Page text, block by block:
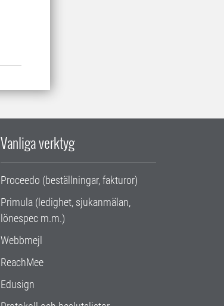
Vanliga verktyg
Proceedo (beställningar, fakturor)
Primula (ledighet, sjukanmälan,
lönespec m.m.)
Webbmejl
ReachMee
Edusign